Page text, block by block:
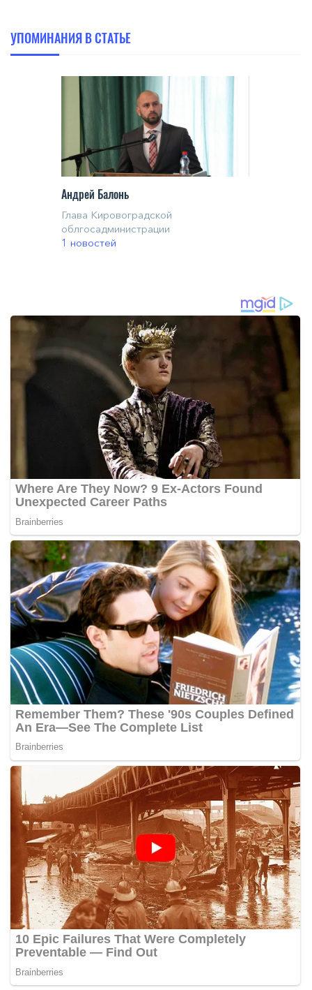
УПОМИНАНИЯ В СТАТЬЕ
Андрей Балонь
Глава Кировоградской
облгосадминистрации
1 новостей